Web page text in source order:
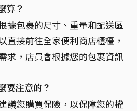
算？
據包裹的尺寸、重量和配送區
直接前往全家便利商店櫃檯，
求，店員會根據您的包裹資訊
要注意的？
議您購買保險，以保障您的權